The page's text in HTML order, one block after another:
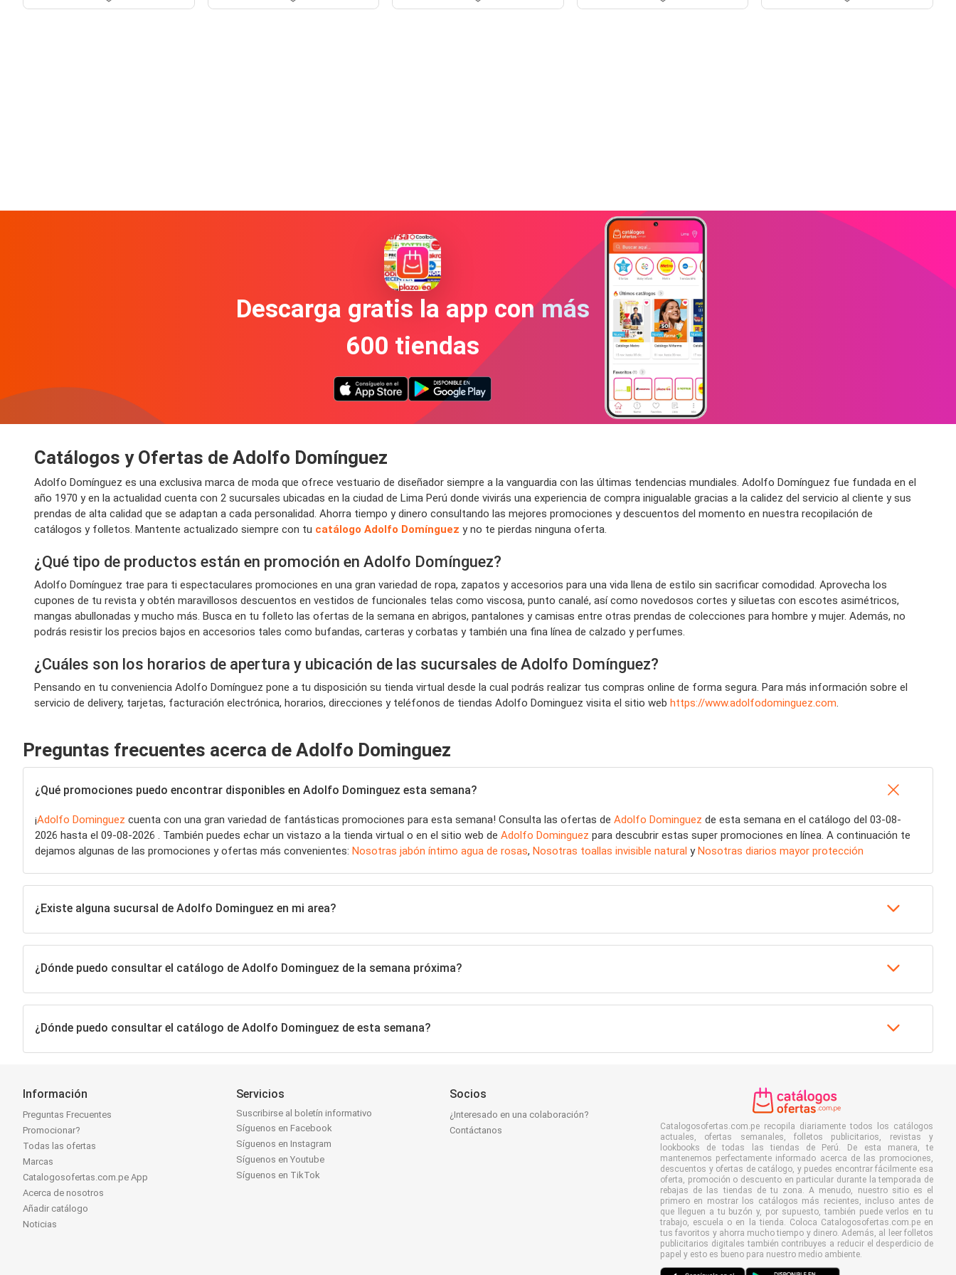
Descarga gratis la app con más
600 tiendas
Catálogos y Ofertas de Adolfo Domínguez
Adolfo Domínguez es una exclusiva marca de moda que ofrece vestuario de diseñador siempre a la vanguardia con las últimas tendencias mundiales. Adolfo Domínguez fue fundada en el
año 1970 y en la actualidad cuenta con 2 sucursales ubicadas en la ciudad de Lima Perú donde vivirás una experiencia de compra inigualable gracias a la calidez del servicio al cliente y sus
prendas de alta calidad que se adaptan a cada personalidad. Ahorra tiempo y dinero consultando las mejores promociones y descuentos del momento en nuestra recopilación de
catálogos y folletos. Mantente actualizado siempre con tu catálogo Adolfo Domínguez y no te pierdas ninguna oferta.
¿Qué tipo de productos están en promoción en Adolfo Domínguez?
Adolfo Domínguez trae para ti espectaculares promociones en una gran variedad de ropa, zapatos y accesorios para una vida llena de estilo sin sacrificar comodidad. Aprovecha los
cupones de tu revista y obtén maravillosos descuentos en vestidos de funcionales telas como viscosa, punto canalé, así como novedosos cortes y siluetas con escotes asimétricos,
mangas abullonadas y mucho más. Busca en tu folleto las ofertas de la semana en abrigos, pantalones y camisas entre otras prendas de colecciones para hombre y mujer. Además, no
podrás resistir los precios bajos en accesorios tales como bufandas, carteras y corbatas y también una fina línea de calzado y perfumes.
¿Cuáles son los horarios de apertura y ubicación de las sucursales de Adolfo Domínguez?
Pensando en tu conveniencia Adolfo Domínguez pone a tu disposición su tienda virtual desde la cual podrás realizar tus compras online de forma segura. Para más información sobre el
servicio de delivery, tarjetas, facturación electrónica, horarios, direcciones y teléfonos de tiendas Adolfo Dominguez visita el sitio web https://www.adolfodominguez.com.
Preguntas frecuentes acerca de Adolfo Dominguez
¿Qué promociones puedo encontrar disponibles en Adolfo Dominguez esta semana?
¡Adolfo Dominguez cuenta con una gran variedad de fantásticas promociones para esta semana! Consulta las ofertas de Adolfo Dominguez de esta semana en el catálogo del 03-08-
2026 hasta el 09-08-2026 . También puedes echar un vistazo a la tienda virtual o en el sitio web de Adolfo Dominguez para descubrir estas super promociones en línea. A continuación te
dejamos algunas de las promociones y ofertas más convenientes: Nosotras jabón íntimo agua de rosas, Nosotras toallas invisible natural yNosotras diarios mayor protección
¿Existe alguna sucursal de Adolfo Dominguez en mi area?
¿Dónde puedo consultar el catálogo de Adolfo Dominguez de la semana próxima?
¿Dónde puedo consultar el catálogo de Adolfo Dominguez de esta semana?
Información
Preguntas Frecuentes
Promocionar?
Todas las ofertas
Marcas
Catalogosofertas.com.pe App
Acerca de nosotros
Añadir catálogo
Noticias
Servicios
Suscribirse al boletín informativo
Síguenos en Facebook
Síguenos en Instagram
Síguenos en Youtube
Síguenos en TikTok
Socios
¿Interesado en una colaboración?
Contáctanos
Catalogosofertas.com.pe recopila diariamente todos los catálogos
actuales, ofertas semanales, folletos publicitarios, revistas y
lookbooks de todas las tiendas de Perú. De esta manera, te
mantenemos perfectamente informado acerca de las promociones,
descuentos y ofertas de catálogo, y puedes encontrar fácilmente esa
oferta, promoción o descuento en particular durante la temporada de
rebajas de las tiendas de tu zona. A menudo, nuestro sitio es el
primero en mostrar los catálogos más recientes, incluso antes de
que lleguen a tu buzón y, por supuesto, también puede verlos en tu
trabajo, escuela o en la tienda. Coloca Catalogosofertas.com.pe en
tus favoritos y ahorra mucho tiempo y dinero. Además, al leer folletos
publicitarios digitales también contribuyes a reducir el desperdicio de
papel y esto es bueno para nuestro medio ambiente.